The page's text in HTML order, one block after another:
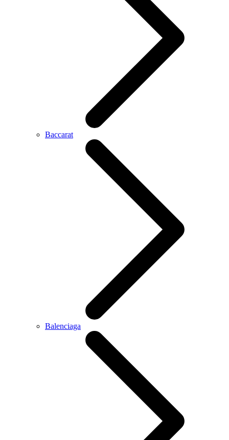
Baccarat
Balenciaga